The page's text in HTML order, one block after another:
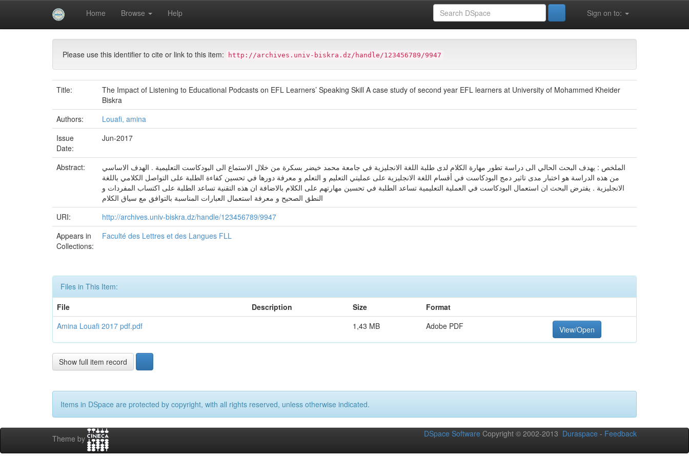
Home Browse Help Sign on to:
University of Biskra Repository Mémoires de Master
Please use this identifier to cite or link to this item: http://archives.univ-biskra.dz/handle/123456789/9947
Title:
The Impact of Listening to Educational Podcasts on EFL Learners’ Speaking Skill A case study of second year EFL learners at University of Mohammed Kheider
Biskra
Authors:
Louafi, amina
Issue
Date:
Jun-2017
Abstract:
الملخص : يهدف البحث الحالي الى دراسة تطور مهارة الكلام لدى طلبة اللغة الانجليزية في جامعة محمد خيضر بسكرة من خلال الاستماع الى البودكاست التعليمية . الهدف الاساسي
من هذه الدراسة هو اختبار مدى تاثير دمج البودكاست في أقسام اللغة الانجليزية على عمليتي التعليم و التعلم و معرفة دورها في تحسين كفاءة الطلبة على التواصل الكلامي باللغة
الانجليزية . يفترض البحث ان استعمال البودكاست في العملية التعليمية تساعد الطلبة في تحسين مهارتهم على الكلام بالاضافة ان هذه التقنية تساعد الطلبة على اكتساب المفردات و
النطق الصحيح و معرفة استعمال العبارات المناسبة بالتوافق مع سياق الكلام
URI:
http://archives.univ-biskra.dz/handle/123456789/9947
Appears in
Collections:
Faculté des Lettres et des Langues FLL
Files in This Item:
File
Description Size
Format
Amina Louafi 2017 pdf.pdf
1,43 MB Adobe PDF View/Open
Show full item record
Items in DSpace are protected by copyright, with all rights reserved, unless otherwise indicated.
Theme by
DSpace Software Copyright © 2002-2013 Duraspace - Feedback